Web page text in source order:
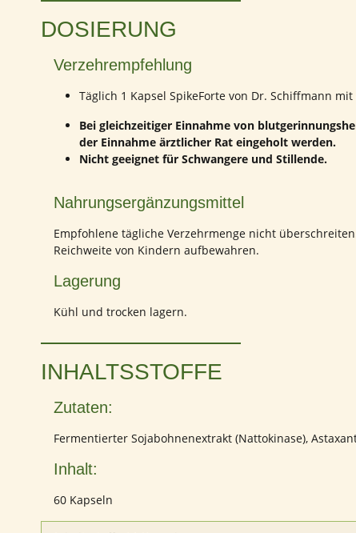
DOSIERUNG
Verzehrempfehlung
Täglich 1 Kapsel SpikeForte von Dr. Schiffmann
Bei gleichzeitiger Einnahme von
der Einnahme ärztlicher Rat eingeholt werden.
Nicht geeignet für Schwangere und Stillende.
Nahrungsergänzungsmittel
Empfohlene tägliche Verzehrmenge nicht
Reichweite von Kindern aufbewahren.
Lagerung
Kühl und trocken lagern.
INHALTSSTOFFE
Zutaten:
Fermentierter Sojabohnenextrakt (Nattokinase),
Inhalt:
60 Kapseln